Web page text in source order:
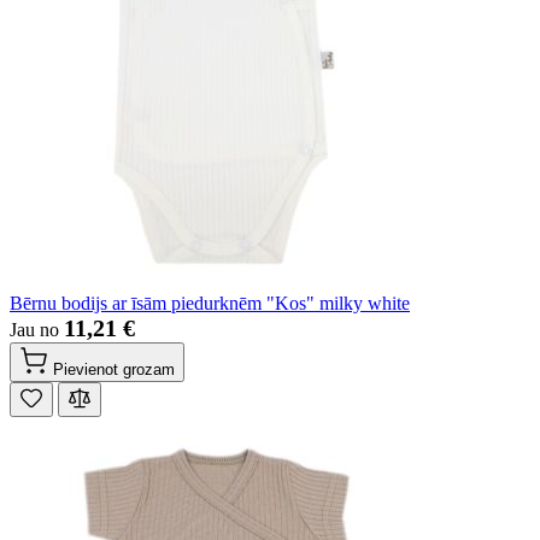
Bērnu bodijs ar īsām piedurknēm "Kos" milky white
Jau no 11,21 €
Pievienot grozam